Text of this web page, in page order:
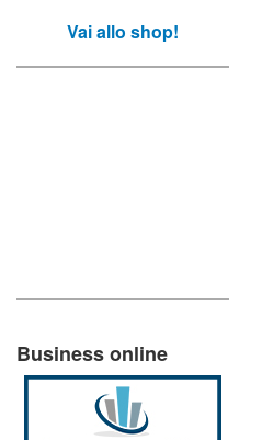
Vai allo shop!
Business online